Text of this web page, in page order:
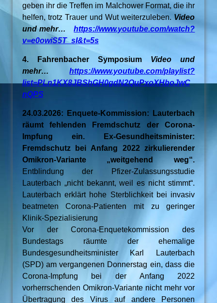
geben ihr die Treffen im Malchower Format, die ihr
helfen, trotz Trauer und Wut weiterzuleben. Video
und mehr…https://www.youtube.com/watch?
v=e0owiS5T_sI&t=5s
4. Fahrenbacher Symposium Video und
mehr…https://www.youtube.com/playlist?
list=PLn1KX8JBShGH0gdN2QuPxoXHboJwC
nQPS
24.03.2026: Enquete-Kommission: Lauterbach
räumt fehlenden Fremdschutz der Corona-
Impfung ein. Ex-Gesundheitsminister:
Fremdschutz bei Anfang 2022 zirkulierender
Omikron-Variante „weitgehend weg“.
Entblindung der Pfizer-Zulassungsstudie
Lauterbach „nicht bekannt, weil es nicht stimmt“.
Lauterbach erklärt hohe Sterblichkeit bei invasiv
beatmeten Corona-Patienten mit zu geringer
Klinik-Spezialisierung
Vor der Corona-Enquetekommission des
Bundestags räumte der ehemalige
Bundesgesundheitsminister Karl Lauterbach
(SPD) am vergangenen Donnerstag ein, dass die
Corona-Impfung bei der Anfang 2022
vorherrschenden Omikron-Variante nicht mehr vor
Übertragung des Virus auf andere Personen